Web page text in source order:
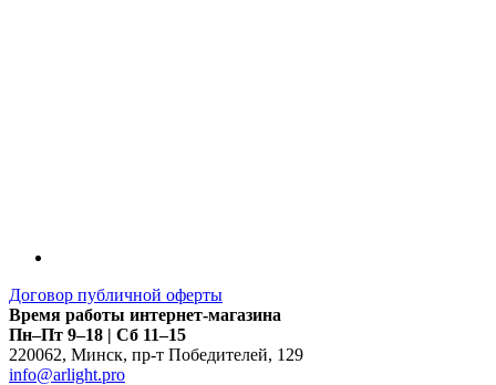
Договор публичной оферты
Время работы интернет-магазина
Пн–Пт 9–18 | Сб 11–15
220062, Минск, пр-т Победителей, 129
info@arlight.pro